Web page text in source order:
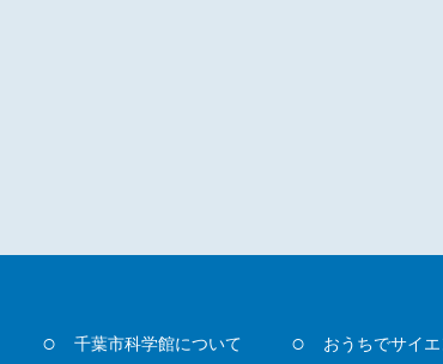
千葉市科学館について おうちでサイエ